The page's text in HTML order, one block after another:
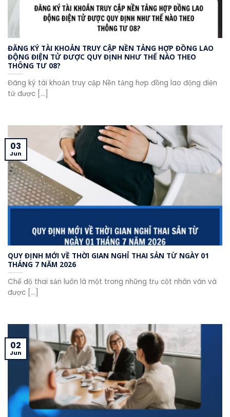
ĐĂNG KÝ TÀI KHOẢN TRUY CẬP NỀN TẢNG HỢP ĐỒNG LAO
ĐỘNG ĐIỆN TỬ ĐƯỢC QUY ĐỊNH NHƯ THẾ NÀO THEO
THÔNG TƯ 08?
Đăng ký tài khoản truy cập Nền tảng hợp đồng lao động điện
tử được [...]
QUY ĐỊNH MỚI VỀ THỜI GIAN NGHỈ THAI SẢN TỪ NGÀY 01
THÁNG 7 NĂM 2026
Chế độ thai sản luôn là một trong những trụ cột nhân văn và
được [...]
03
Jun
02
Jun